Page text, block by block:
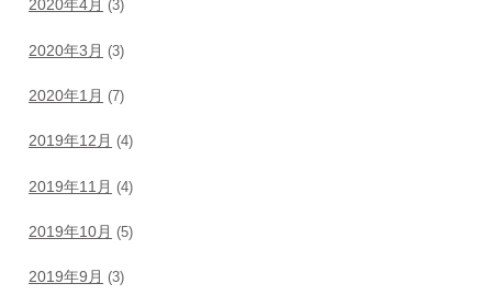
2020年4月 (3)
2020年3月 (3)
2020年1月 (7)
2019年12月 (4)
2019年11月 (4)
2019年10月 (5)
2019年9月 (3)